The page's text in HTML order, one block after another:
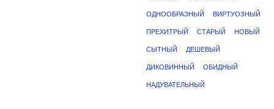
ОДНООБРАЗНЫЙ ВИРТУОЗНЫЙ
ПРЕХИТРЫЙ СТАРЫЙ НОВЫЙ
СЫТНЫЙ ДЕШЕВЫЙ
ДИКОВИННЫЙ ОБИДНЫЙ
НАДУВАТЕЛЬНЫЙ